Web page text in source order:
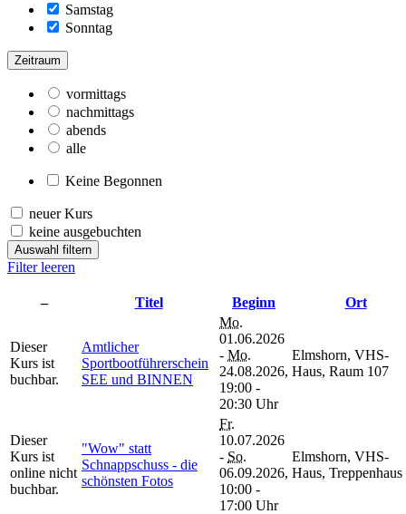
Samstag
Sonntag
Zeitraum
vormittags
nachmittags
abends
alle
Keine Begonnen
neuer Kurs
keine ausgebuchten
Auswahl filtern
Filter leeren
– Titel Beginn Ort
Dieser
Kurs ist
buchbar.
Amtlicher
Sportbootführerschein
SEE und BINNEN
Mo.
01.06.2026
- Mo.
24.08.2026,
19:00 -
20:30 Uhr
Elmshorn, VHS-
Haus, Raum 107
Dieser
Kurs ist
online nicht
buchbar.
"Wow" statt
Schnappschuss - die
schönsten Fotos
Fr.
10.07.2026
- So.
06.09.2026,
10:00 -
17:00 Uhr
Elmshorn, VHS-
Haus, Treppenhaus